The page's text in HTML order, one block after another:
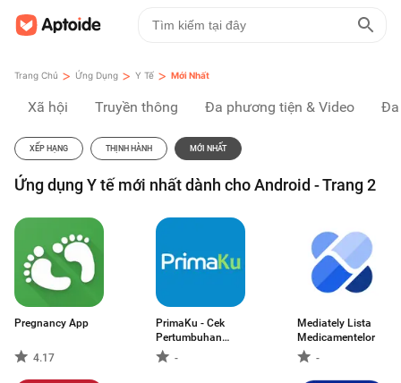
Trang Chủ > Ứng Dụng > Y Tế > Mới Nhất
Xã hội Truyền thông Đa phương tiện & Video Đa
XẾP HẠNG THỊNH HÀNH MỚI NHẤT
Ứng dụng Y tế mới nhất dành cho Android - Trang 2
Pregnancy App
4.17
PrimaKu - Cek
Pertumbuhan
Anak-
Mediately Lista
Medicamentelor
-